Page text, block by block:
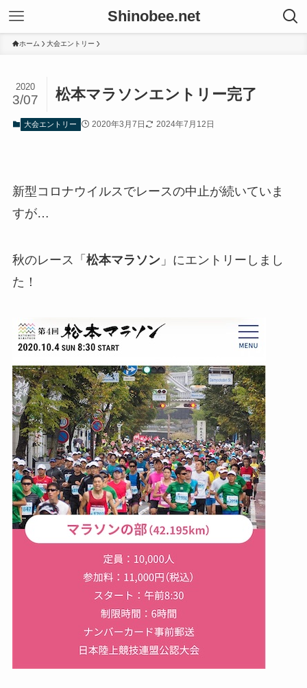
Shinobee.net
ホーム 大会エントリー
松本マラソンエントリー完了
2020
3/07
大会エントリー 2020年3月7日 2024年7月12日
新型コロナウイルスでレースの中止が続いていま
すが…
秋のレース「 松本マラソン」にエントリーしまし
た！